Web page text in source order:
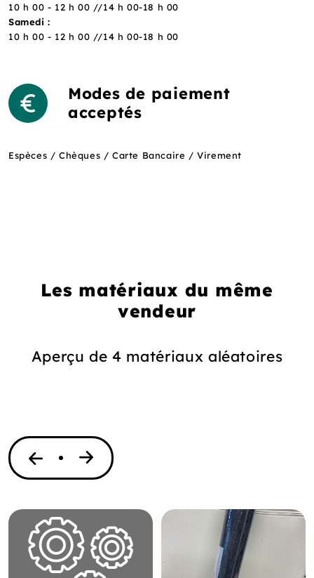
10 h 00 - 12 h 00 //14 h 00-18 h 00
Samedi :
10 h 00 - 12 h 00 //14 h 00-18 h 00
Modes de paiement
acceptés
Espèces / Chèques / Carte Bancaire / Virement
Les matériaux du même
vendeur
Aperçu de 4 matériaux aléatoires